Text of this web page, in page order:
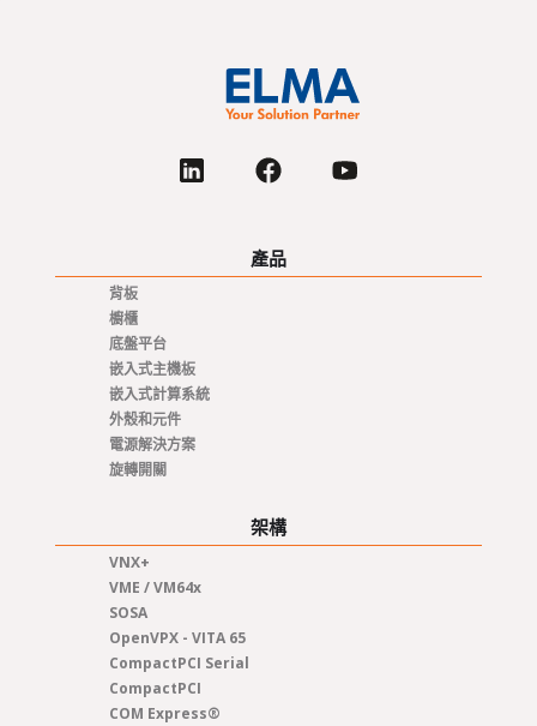
產品
背板
櫥櫃
底盤平台
嵌入式主機板
嵌入式計算系統
外殼和元件
電源解決方案
旋轉開關
架構
VNX+
VME / VM64x
SOSA
OpenVPX - VITA 65
CompactPCI Serial
CompactPCI
COM Express®